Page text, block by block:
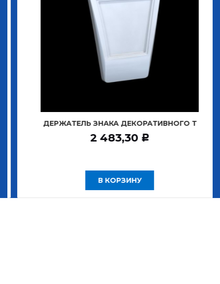
ДЕРЖАТЕЛЬ ЗНАКА ДЕКОРАТИВНОГО Т
2 483,30 Р
В КОРЗИНУ